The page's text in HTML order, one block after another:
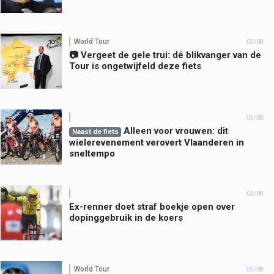
World Tour 05/08
📷 Vergeet de gele trui: dé blikvanger van de
Tour is ongetwijfeld deze fiets
05/08
Naast de fiets
Alleen voor vrouwen: dit
wielerevenement verovert Vlaanderen in
sneltempo
05/08
Ex-renner doet straf boekje open over
dopinggebruik in de koers
World Tour 05/08